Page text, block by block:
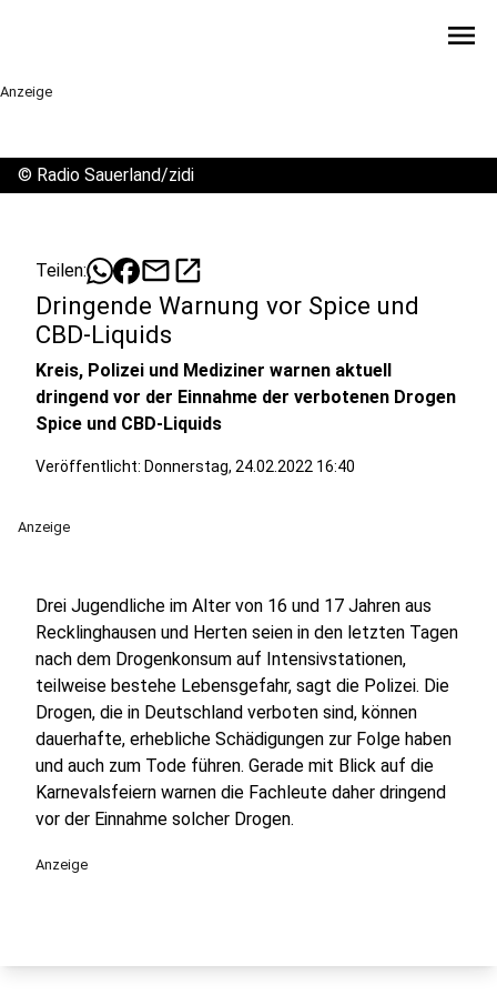
menu
Anzeige
© Radio Sauerland/zidi
Teilen: mailopen_in_new
Dringende Warnung vor Spice und
CBD-Liquids
Kreis, Polizei und Mediziner warnen aktuell
dringend vor der Einnahme der verbotenen Drogen
Spice und CBD-Liquids
Veröffentlicht: Donnerstag, 24.02.2022 16:40
Anzeige
Drei Jugendliche im Alter von 16 und 17 Jahren aus
Recklinghausen und Herten seien in den letzten Tagen
nach dem Drogenkonsum auf Intensivstationen,
teilweise bestehe Lebensgefahr, sagt die Polizei. Die
Drogen, die in Deutschland verboten sind, können
dauerhafte, erhebliche Schädigungen zur Folge haben
und auch zum Tode führen. Gerade mit Blick auf die
Karnevalsfeiern warnen die Fachleute daher dringend
vor der Einnahme solcher Drogen.
Anzeige